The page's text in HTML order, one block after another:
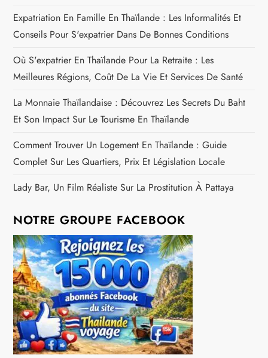
Expatriation En Famille En Thaïlande : Les Informalités Et
Conseils Pour S'expatrier Dans De Bonnes Conditions
Où S'expatrier En Thaïlande Pour La Retraite : Les
Meilleures Régions, Coût De La Vie Et Services De Santé
La Monnaie Thaïlandaise : Découvrez Les Secrets Du Baht
Et Son Impact Sur Le Tourisme En Thaïlande
Comment Trouver Un Logement En Thaïlande : Guide
Complet Sur Les Quartiers, Prix Et Législation Locale
Lady Bar, Un Film Réaliste Sur La Prostitution À Pattaya
NOTRE GROUPE FACEBOOK